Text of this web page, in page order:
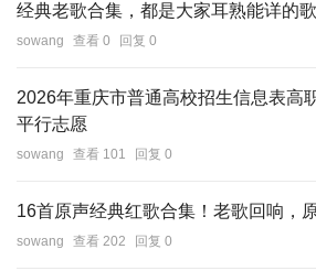
经典老歌合集，都是大家耳熟能详的
sowang 查看 0 回复 0
2026年重庆市普通高校招生信息表高
平行志愿
sowang 查看 101 回复 0
16首原声经典红歌合集！老歌回响，
sowang 查看 202 回复 0